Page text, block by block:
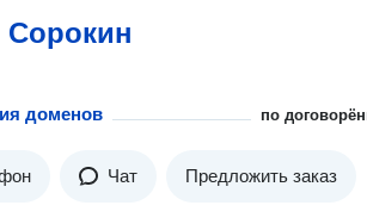
Сорокин
доменов по
Чат Предложить заказ